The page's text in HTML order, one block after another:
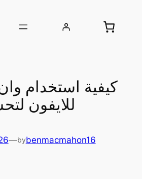
كيفية استخدام
للايفون
—bybenmacmahon16